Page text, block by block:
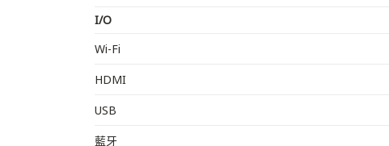
I/O
Wi-Fi
HDMI
USB
藍牙